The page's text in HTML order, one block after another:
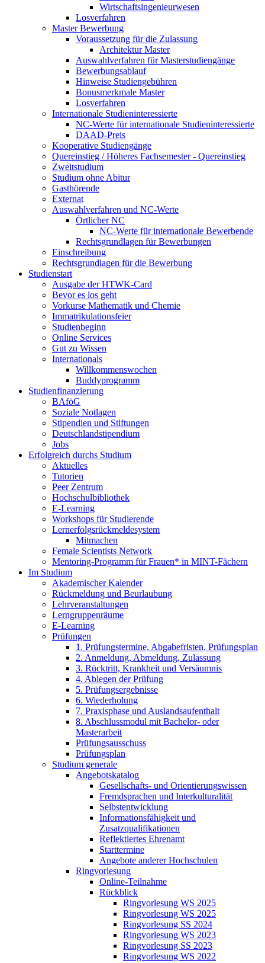
Wirtschaftsingenieurwesen
Losverfahren
Master Bewerbung
Voraussetzung für die Zulassung
Architektur Master
Auswahlverfahren für Masterstudiengänge
Bewerbungsablauf
Hinweise Studiengebühren
Bonusmerkmale Master
Losverfahren
Internationale Studieninteressierte
NC-Werte für internationale Studieninteressierte
DAAD-Preis
Kooperative Studiengänge
Quereinstieg / Höheres Fachsemester - Quereinstieg
Zweitstudium
Studium ohne Abitur
Gasthörende
Externat
Auswahlverfahren und NC-Werte
Örtlicher NC
NC-Werte für internationale Bewerbende
Rechtsgrundlagen für Bewerbungen
Einschreibung
Rechtsgrundlagen für die Bewerbung
Studienstart
Ausgabe der HTWK-Card
Bevor es los geht
Vorkurse Mathematik und Chemie
Immatrikulationsfeier
Studienbeginn
Online Services
Gut zu Wissen
Internationals
Willkommenswochen
Buddyprogramm
Studienfinanzierung
BAföG
Soziale Notlagen
Stipendien und Stiftungen
Deutschlandstipendium
Jobs
Erfolgreich durchs Studium
Aktuelles
Tutorien
Peer Zentrum
Hochschulbibliothek
E-Learning
Workshops für Studierende
Lernerfolgsrückmeldesystem
Mitmachen
Female Scientists Network
Mentoring-Programm für Frauen* in MINT-Fächern
Im Studium
Akademischer Kalender
Rückmeldung und Beurlaubung
Lehrveranstaltungen
Lerngruppenräume
E-Learning
Prüfungen
1. Prüfungstermine, Abgabefristen, Prüfungsplan
2. Anmeldung, Abmeldung, Zulassung
3. Rücktritt, Krankheit und Versäumnis
4. Ablegen der Prüfung
5. Prüfungsergebnisse
6. Wiederholung
7. Praxisphase und Auslandsaufenthalt
8. Abschlussmodul mit Bachelor- oder
Masterarbeit
Prüfungsausschuss
Prüfungsplan
Studium generale
Angebotskatalog
Gesellschafts- und Orientierungswissen
Fremdsprachen und Interkulturalität
Selbstentwicklung
Informationsfähigkeit und
Zusatzqualifikationen
Reflektiertes Ehrenamt
Starttermine
Angebote anderer Hochschulen
Ringvorlesung
Online-Teilnahme
Rückblick
Ringvorlesung WS 2025
Ringvorlesung WS 2025
Ringvorlesung SS 2024
Ringvorlesung WS 2023
Ringvorlesung SS 2023
Ringvorlesung WS 2022